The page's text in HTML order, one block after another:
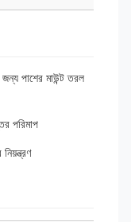
পাশের মাউন্ট তরল
পরিমাপ